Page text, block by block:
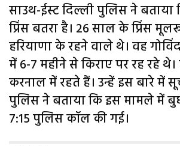
साउथ-ईस्ट दिल्ली पुलिस ने
प्रिंस बतरा है। 26 साल के प्रिंस
हरियाणा के रहने वाले थे। वह
में 6-7 महीने से किराए पर रह रहे
करनाल में रहते हैं। उन्हें इस बारे में
पुलिस ने बताया कि इस मामले में
7:15 पुलिस कॉल की गई।